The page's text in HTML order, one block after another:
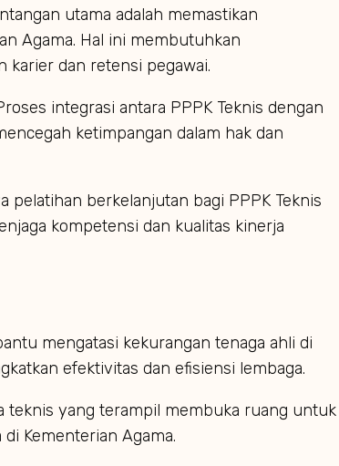
utama adalah memastikan
Agama. Hal ini membutuhkan
karier dan retensi pegawai.
integrasi antara PPPK Teknis dengan
ketimpangan dalam hak dan
pelatihan berkelanjutan bagi PPPK Teknis
kompetensi dan kualitas kinerja
mengatasi kekurangan tenaga ahli di
efektivitas dan efisiensi lembaga.
teknis yang terampil membuka ruang untuk
Kementerian Agama.